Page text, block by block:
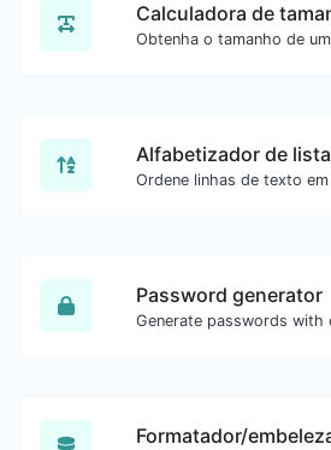
Alfabetizador de lista
Password generator